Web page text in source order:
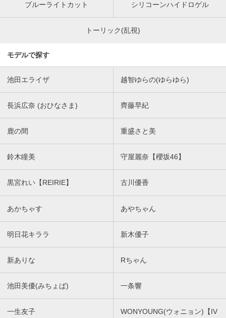
ブルーライトカット シリコーンハイドロゲル
トーリック(乱視)
モデルで探す
池田エライザ 越智ゆらの(ゆらゆら)
長浜広奈 (おひなさま) 齊藤早紀
鹿の間 重盛さと美
鈴木瞳美 守屋麗奈【櫻坂46】
黒宮れい【REIRIE】 古川優香
あかちゃす あやちゃん
明日花キララ 新木優子
新ありな Rちゃん
池田美優(みちょぱ) 一条響
一生友子
WONYOUNG(ウォニョン)【IV